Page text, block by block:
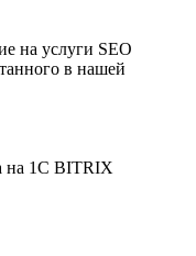
на услуги SEO
в нашей
на 1C BITRIX